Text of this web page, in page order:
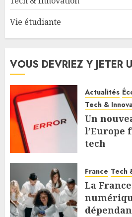
Vie étudiante
VOUS DEVRIEZ Y JETER
Actualités
Tech &
Un
l’Europe
tech
France Tech
La